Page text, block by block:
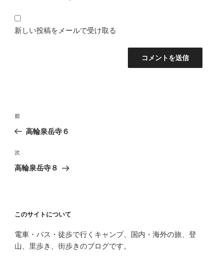
新しい投稿をメールで受け取る
投
ビ
ゲ
ン
前
の
稿
前
高輪泉岳寺６
次
の
次
高輪泉岳寺８
このサイトについて
電車・バス・徒歩で行くキャンプ、国内・海外の旅、登
山、里歩き、街歩きのブログです。